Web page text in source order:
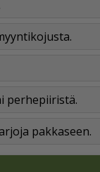
perhepiiristä.
pakkaseen.